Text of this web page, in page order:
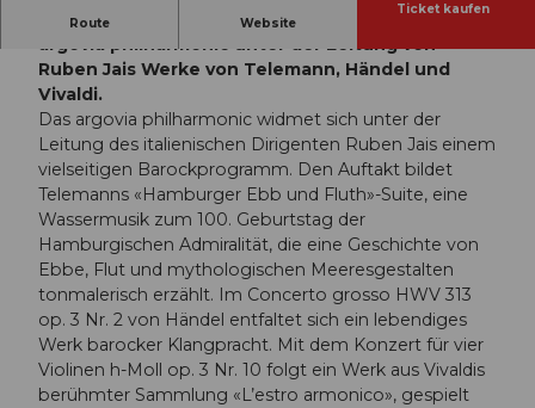
Route Website
Ticket kaufen
Mit jungen Talenten aus der Region Spielt das
argovia philharmonic unter der Leitung von
Ruben Jais Werke von Telemann, Händel und
Vivaldi.
Das argovia philharmonic widmet sich unter der
Leitung des italienischen Dirigenten Ruben Jais einem
vielseitigen Barockprogramm. Den Auftakt bildet
Telemanns «Hamburger Ebb und Fluth»-Suite, eine
Wassermusik zum 100. Geburtstag der
Hamburgischen Admiralität, die eine Geschichte von
Ebbe, Flut und mythologischen Meeresgestalten
tonmalerisch erzählt. Im Concerto grosso HWV 313
op. 3 Nr. 2 von Händel entfaltet sich ein lebendiges
Werk barocker Klangpracht. Mit dem Konzert für vier
Violinen h-Moll op. 3 Nr. 10 folgt ein Werk aus Vivaldis
berühmter Sammlung «L’estro armonico», gespielt